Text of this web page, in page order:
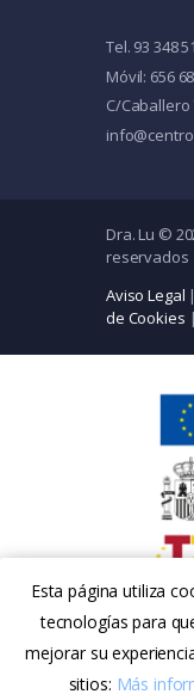
Tel. 93 348
Móvil: 656
C/Caballero
Dra. Lu ©
reservados
Aviso Legal
de Cookies
Esta página utiliza
tecnologías para
mejorar su
sitios: Más